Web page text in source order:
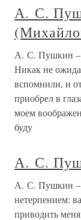
А. С.
А. С. Пушкин –
Никак не
вспомнили, и
приобрел в
моем
буду
А. С.
А. С. Пушкин –
нетерпением:
приводить